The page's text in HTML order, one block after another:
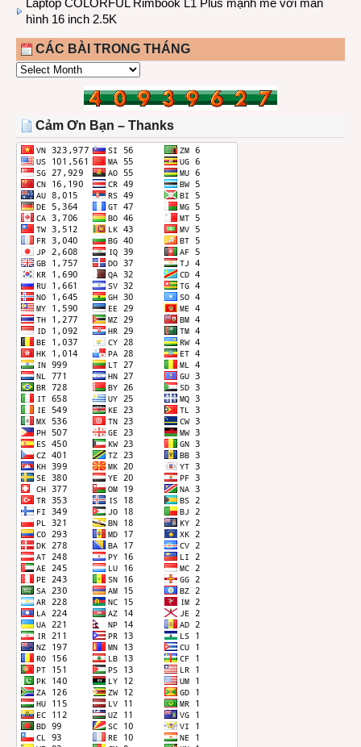
Laptop COLORFUL Rimbook L1 Plus mạnh mẽ với màn
hình 16 inch 2.5K
CÁC BÀI TRONG THÁNG
CÁC
THÁNG
Cảm Ơn Bạn – Thanks